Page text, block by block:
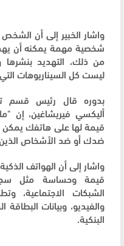
واشار الخبير إلى أن
شخصية مهمة يمكنه أن
من ذلك، التهديد بنشرها
ليست كل السيناريوهات
بدوره قال رئيس قسم
أليكسي فيريشاغين، إن
قيمة لها على هاتفك يمكن
ضدك أو ضد الأشخاص
واشار إلى أن الهواتف
قيمة وحساسة مثل
الشبكات الاجتماعية،
والفيديو، وبيانات
البنكية.